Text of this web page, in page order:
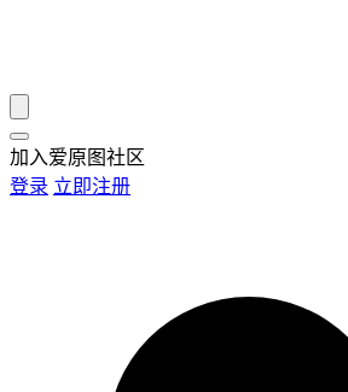
加入爱原图社区
登录 立即注册